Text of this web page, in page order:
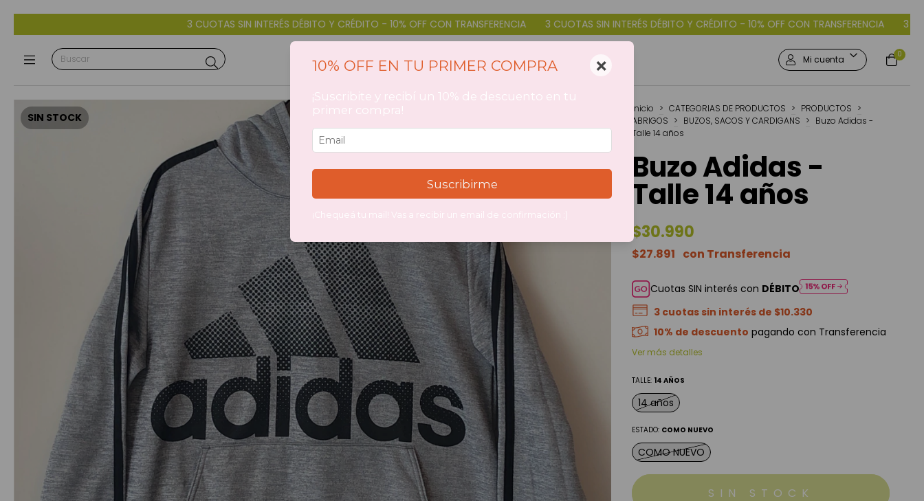
3 CUOTAS SIN INTERÉS DÉBITO Y CRÉDITO - 10% OFF CON TRANSFERENCIA 3 CUOTAS SIN INTERÉS DÉBITO Y CRÉDITO - 10% OFF CON TRANSFERENCIA 3 CUOTAS SIN INTERÉS DÉBITO Y
Mi cuenta 0
SIN STOCK
Inicio > CATEGORIAS DE PRODUCTOS > PRODUCTOS >
ABRIGOS > BUZOS, SACOS Y CARDIGANS > Buzo Adidas -
Talle 14 años
Buzo Adidas -
Talle 14 años
$30.990
$27.891
Cuotas SIN interés con DÉBITO
3 cuotas sin interés de $10.330
10% de descuento pagando con Transferencia
Ver más detalles
TALLE: 14 AÑOS
14 años
ESTADO: COMO NUEVO
COMO NUEVO
10% OFF EN TU PRIMER COMPRA ×
¡Suscribite y recibí un 10% de descuento en tu
primer compra!
Suscribirme
¡Chequeá tu mail! Vas a recibir un email de confirmación :)